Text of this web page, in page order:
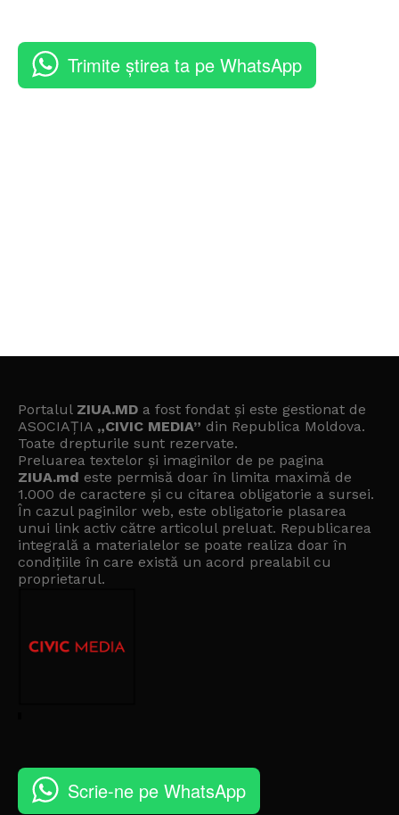
Trimite știrea ta pe WhatsApp
Portalul ZIUA.MD a fost fondat și este gestionat de
ASOCIAȚIA „CIVIC MEDIA” din Republica Moldova.
Toate drepturile sunt rezervate.
Preluarea textelor și imaginilor de pe pagina
ZIUA.md este permisă doar în limita maximă de
1.000 de caractere și cu citarea obligatorie a sursei.
În cazul paginilor web, este obligatorie plasarea
unui link activ către articolul preluat. Republicarea
integrală a materialelor se poate realiza doar în
condițiile în care există un acord prealabil cu
proprietarul.
Scrie-ne pe WhatsApp